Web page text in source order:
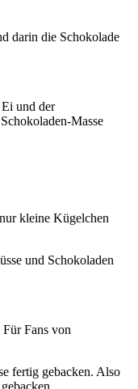
darin die Schokolade
und der
Masse
kleine Kügelchen
und Schokoladen
Fans von
fertig gebacken. Also